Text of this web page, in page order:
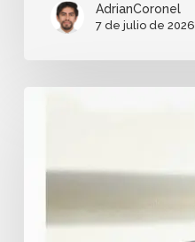
AdrianCoronel
7 de julio de 2026